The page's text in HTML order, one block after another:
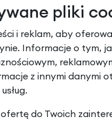
rowerowa Brompton
Sand
pliki
i reklam, aby
Informacje o tym,
z innymi danymi
do Twoich